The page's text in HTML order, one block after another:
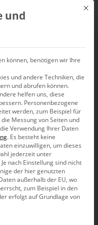
Mit
und
können, benötigen wir Ihre
und andere Techniken, die
und abrufen können.
helfen uns, diese
Personenbezogene
werden, zum Beispiel für
Messung von Seiten und
Verwendung Ihrer Daten
. Es besteht keine
einzuwilligen, um dieses
jederzeit unter
Je nach Einstellung sind nicht
der hier genutzten
außerhalb der EU, wo
zum Beispiel in den
erfolgt auf Grundlage von
für die eine